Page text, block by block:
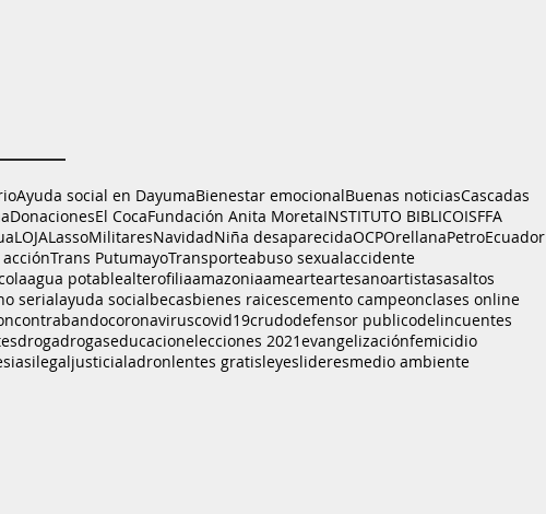
Ayuda social en DayumaBienestar emocionalBuenas noticiasCascadas
DonacionesEl CocaFundación Anita MoretaINSTITUTO BIBLICOISFFA
LOJALassoMilitaresNavidadNiña desaparecidaOCPOrellanaPetroEcuador
Trans PutumayoTransporteabuso sexualaccidente
agua potablealterofiliaamazoniaamearteartesanoartistasasaltos
serialayuda socialbecasbienes raicescemento campeonclases online
contrabandocoronaviruscovid19crudodefensor publicodelincuentes
drogadrogaseducacionelecciones 2021evangelizaciónfemicidio
ilegaljusticialadronlentes gratisleyeslideresmedio ambiente